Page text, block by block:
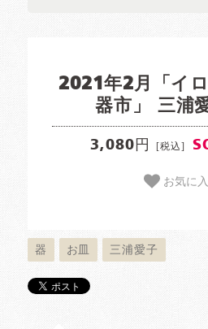
2021年2月「イ
器市」 三浦
3,080円 [税込]
お気に
器 お皿 三浦愛子